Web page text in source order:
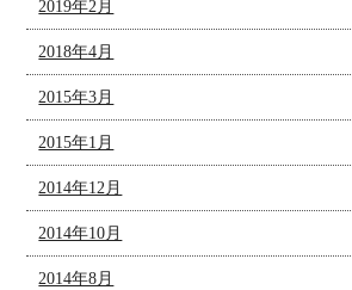
2019年2月
2018年4月
2015年3月
2015年1月
2014年12月
2014年10月
2014年8月